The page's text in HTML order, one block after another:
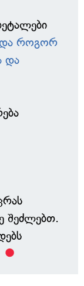
და როგორ
და
შეძლებთ.